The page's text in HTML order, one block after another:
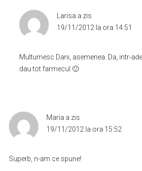
Larisa a zis
19/11/2012 la ora 14:51
Multumesc Dani, asemenea. Da, intr-
dau tot farmecul 🙂
Maria a zis
19/11/2012 la ora 15:52
Superb, n-am ce spune!